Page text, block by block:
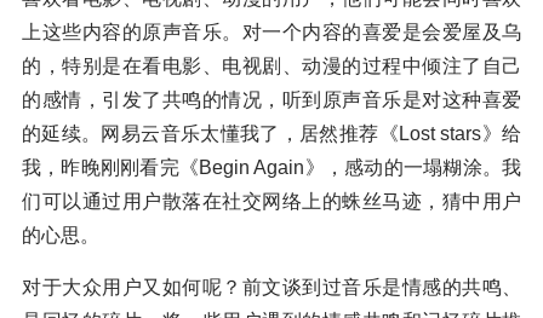
上这些内容的原声音乐。对一个内容的喜爱是会爱屋及乌
的，特别是在看电影、电视剧、动漫的过程中倾注了自己
的感情，引发了共鸣的情况，听到原声音乐是对这种喜爱
的延续。网易云音乐太懂我了，居然推荐《Lost stars》给
我，昨晚刚刚看完《Begin Again》，感动的一塌糊涂。我
们可以通过用户散落在社交网络上的蛛丝马迹，猜中用户
的心思。
对于大众用户又如何呢？前文谈到过音乐是情感的共鸣、